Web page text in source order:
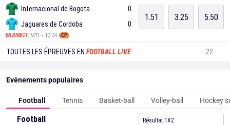
Internacional de Bogota
Jaguares de Cordoba
EN DIRECT MT1 • 13:34 CP
0
0
1.51 3.25 5.50
TOUTES LES ÉPREUVES EN FOOTBALL LIVE 22
Evénements populaires
Football Tennis Basket-ball Volley-ball Hockey
Football Résultat 1X2